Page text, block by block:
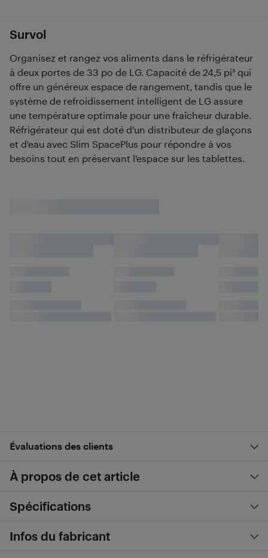
Survol
Organisez et rangez vos aliments dans le réfrigérateur
à deux portes de 33 po de LG. Capacité de 24,5 pi³ qui
offre un généreux espace de rangement, tandis que le
système de refroidissement intelligent de LG assure
une température optimale pour une fraîcheur durable.
Réfrigérateur qui est doté d'un distributeur de glaçons
et d'eau avec Slim SpacePlus pour répondre à vos
besoins tout en préservant l'espace sur les tablettes.
Évaluations des clients
À propos de cet article
Spécifications
Infos du fabricant